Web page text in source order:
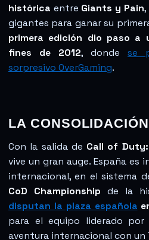
histórica entre Giants y Pain
gigantes para ganar su
primera edición dio paso a
fines de 2012, donde se
sorpresivo OverGaming.
LA CONSOLIDACIÓN
Con la salida de Call of
vive un gran auge. España es
internacional, en el sistema
CoD Championship de la
disputan la plaza española
para el equipo liderado por
aventura internacional con un